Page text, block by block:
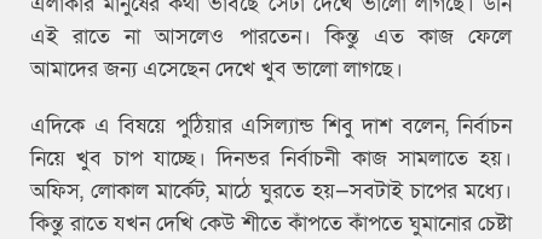
এই রাতে না আসলেও পারতেন। কিন্তু এত কাজ ফেলে
আমাদের জন্য এসেছেন দেখে খুব ভালো লাগছে।
এদিকে এ বিষয়ে পুঠিয়ার এসিল্যান্ড শিবু দাশ বলেন, নির্বাচন
নিয়ে খুব চাপ যাচ্ছে। দিনভর নির্বাচনী কাজ সামলাতে হয়।
অফিস, লোকাল মার্কেট, মাঠে ঘুরতে হয়—সবটাই চাপের মধ্যে।
কিন্তু রাতে যখন দেখি কেউ শীতে কাঁপতে কাঁপতে ঘুমানোর চেষ্টা